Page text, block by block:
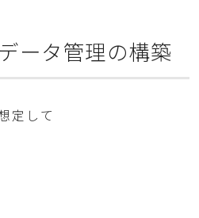
ータ管理の構築
定して